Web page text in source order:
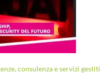
consulenza e servizi gestiti